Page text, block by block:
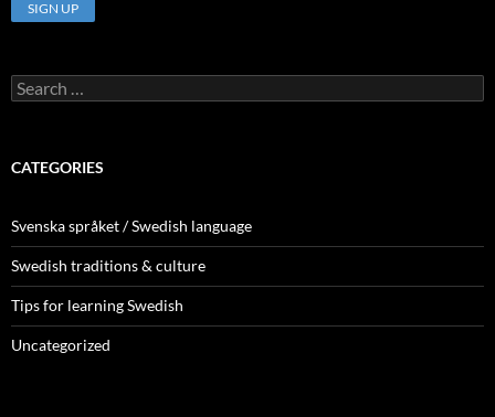
Search
for:
CATEGORIES
Svenska språket / Swedish language
Swedish traditions & culture
Tips for learning Swedish
Uncategorized